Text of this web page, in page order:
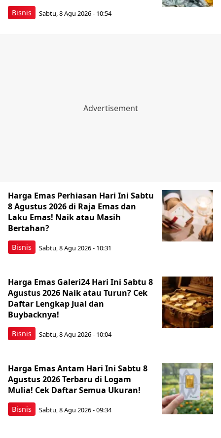
Bisnis Sabtu, 8 Agu 2026 - 10:54
Bisnis
Harga Emas Perhiasan Hari Ini Sabtu
8 Agustus 2026 di Raja Emas dan
Laku Emas! Naik atau Masih
Bertahan?
Sabtu, 8 Agu 2026 - 10:31
Bisnis
Harga Emas Galeri24 Hari Ini Sabtu 8
Agustus 2026 Naik atau Turun? Cek
Daftar Lengkap Jual dan
Buybacknya!
Sabtu, 8 Agu 2026 - 10:04
Bisnis
Harga Emas Antam Hari Ini Sabtu 8
Agustus 2026 Terbaru di Logam
Mulia! Cek Daftar Semua Ukuran!
Sabtu, 8 Agu 2026 - 09:34